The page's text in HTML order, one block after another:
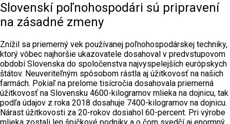
Slovenskí poľnohospodári sú pripravení
na zásadné zmeny
Znížil sa priemerný vek používanej poľnohospodárskej techniky,
ktorý vôbec najhoršie ukazovatele dosahoval v predvstupovom
období Slovenska do spoločenstva najvyspelejších európskych
štátov. Neuveriteľným spôsobom rástla aj úžitkovosť na našich
farmách. Pokiaľ na prelome tisícročia dosahovala priemerná
úžitkovosť na Slovensku 4600-kilogramov mlieka na dojnicu, tak
podľa údajov z roka 2018 dosahuje 7400-kilogramov na dojnicu.
Nárast úžitkovosti za 20-rokov dosiahol 60-percent. Pri výrobe